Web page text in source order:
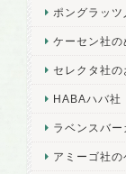
ポングラッツ
ケーセン社の
セレクタ社の
HABAハバ社
ラベンスバ
アミーゴ社の